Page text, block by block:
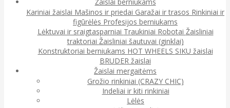
Kariniai žaislai Mašinos ir priedai Garažai ir trasos Rinkiniai ir
figūrėlės Profesijos berniukams
Lėktuvai ir sraigtasparniai Traukiniai Robotai Žaisliniai
traktoriai Žaisliniai šautuvai (ginklai)
Konstruktoriai berniukams HOT WHEELS SIKU žaislai
BRUDER žaislai
Žaislai mergaitėms
Grožio rinkiniai (CRAZY CHIC)
Indeliai ir kiti rinkiniai
Lėlės